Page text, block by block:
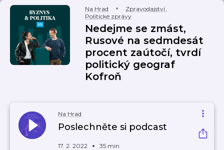
Na Hrad Zpravodajství,
Politické zprávy
Nedejme se zmást,
Rusové na sedmdesát
procent zaútočí, tvrdí
politický geograf
Kofroň
Na Hrad
Poslechněte si podcast
17. 2. 2022 35 min